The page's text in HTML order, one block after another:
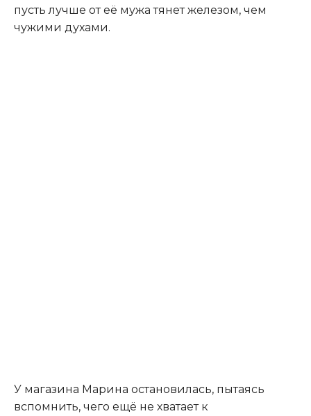
пусть лучше от её мужа тянет железом, чем
чужими духами.
У магазина Марина остановилась, пытаясь
вспомнить, чего ещё не хватает к